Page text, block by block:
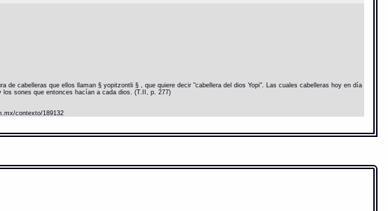
cabelleras que ellos llaman § yopitzontli § , que quiere decir "cabellera del dios Yopi". Las cuales cabelleras hoy en día
sones que entonces hacían a cada dios. (T.II, p. 277)
contexto/189132